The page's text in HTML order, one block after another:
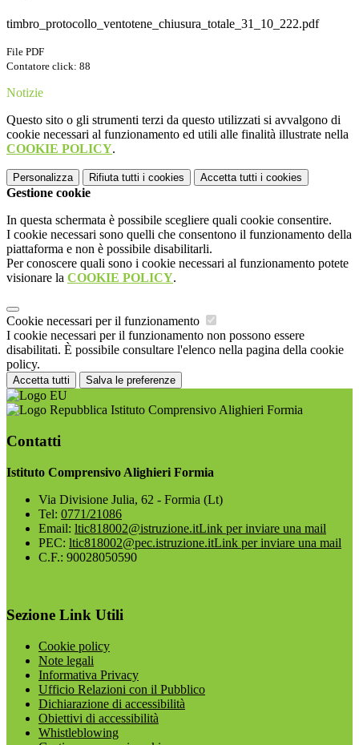
timbro_protocollo_ventotene_chiusura_totale_31_10_222.pdf
File PDF
Contatore click: 88
Notizie
Questo sito o gli strumenti terzi da questo utilizzati si avvalgono di
cookie necessari al funzionamento ed utili alle finalità illustrate nella
COOKIE POLICY.
Personalizza Rifiuta tutti i cookies Accetta tutti i cookies
Gestione cookie
In questa schermata è possibile scegliere quali cookie consentire.
I cookie necessari sono quelli che consentono il funzionamento della
piattaforma e non è possibile disabilitarli.
Per conoscere quali sono i cookie necessari al funzionamento potete
visionare la COOKIE POLICY.
Cookie necessari per il funzionamento
I cookie necessari per il funzionamento non possono essere
disabilitati. È possibile consultare l'elenco nella pagina della cookie
policy.
Accetta tutti Salva le preferenze
Istituto Comprensivo Alighieri Formia
Contatti
Istituto Comprensivo Alighieri Formia
Via Divisione Julia, 62 - Formia (Lt)
Tel: 0771/21086
Email: ltic818002@istruzione.itLink per inviare una mail
PEC: ltic818002@pec.istruzione.itLink per inviare una mail
C.F.: 90028050590
Sezione Link Utili
Cookie policy
Note legali
Informativa Privacy
Ufficio Relazioni con il Pubblico
Dichiarazione di accessibilità
Obiettivi di accessibilità
Whistleblowing